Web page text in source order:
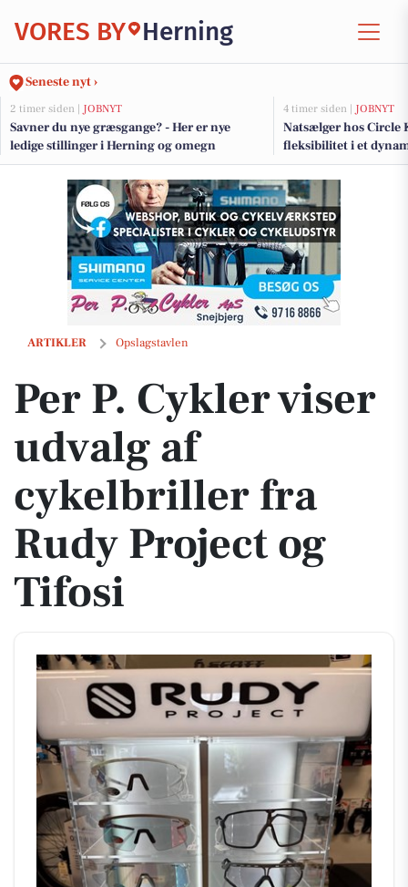
VORES BY Herning
Seneste nyt ›
2 timer siden | JOBNYT
Savner du nye græsgange? - Her er nye
ledige stillinger i Herning og omegn
4 timer siden | JOBNYT
Natsælger hos Circle
fleksibilitet i et
ARTIKLER Opslagstavlen
Per P. Cykler viser udvalg af cykelbriller fra Rudy Project og Tifosi
Per P. Cykler viser
udvalg af
cykelbriller fra
Rudy Project og
Tifosi